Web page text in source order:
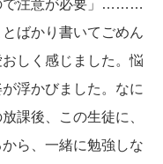
で注意が必要」………
ばかり書いてごめん
しく感じました。悩
浮かびました。なに
課後、この生徒に、
ら、一緒に勉強しな